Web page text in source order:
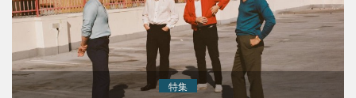
特集